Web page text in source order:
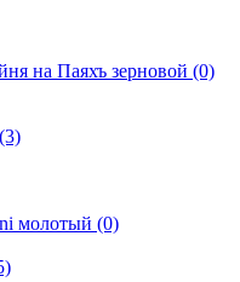
на Паяхъ зерновой (0)
(3)
молотый (0)